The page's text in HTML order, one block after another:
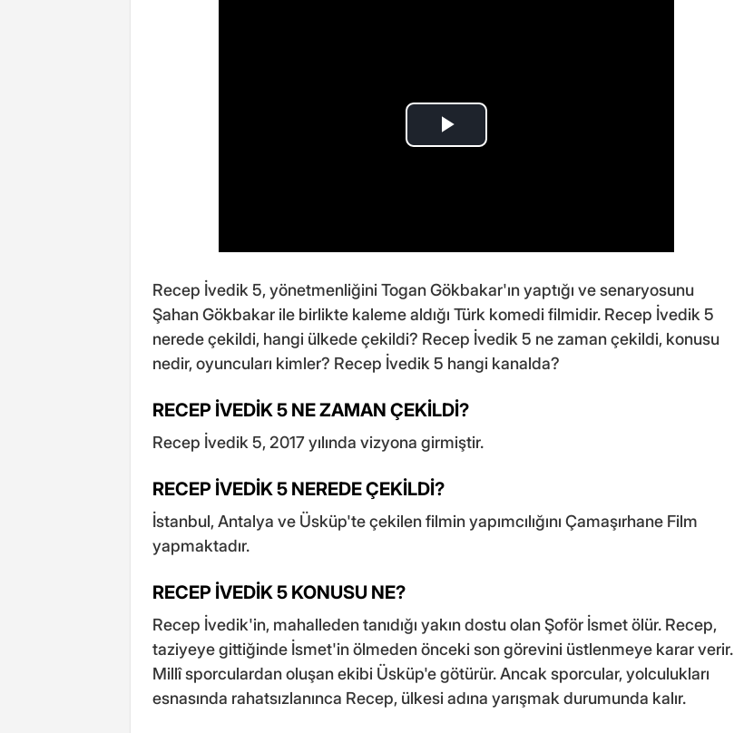
Recep İvedik 5, yönetmenliğini Togan Gökbakar'ın yaptığı ve senaryosunu
Şahan Gökbakar ile birlikte kaleme aldığı Türk komedi filmidir. Recep İvedik 5
nerede çekildi, hangi ülkede çekildi? Recep İvedik 5 ne zaman çekildi, konusu
nedir, oyuncuları kimler? Recep İvedik 5 hangi kanalda?
RECEP İVEDİK 5 NE ZAMAN ÇEKİLDİ?
Recep İvedik 5, 2017 yılında vizyona girmiştir.
RECEP İVEDİK 5 NEREDE ÇEKİLDİ?
İstanbul, Antalya ve Üsküp'te çekilen filmin yapımcılığını Çamaşırhane Film
yapmaktadır.
RECEP İVEDİK 5 KONUSU NE?
Recep İvedik'in, mahalleden tanıdığı yakın dostu olan Şoför İsmet ölür. Recep,
taziyeye gittiğinde İsmet'in ölmeden önceki son görevini üstlenmeye karar verir.
Millî sporculardan oluşan ekibi Üsküp'e götürür. Ancak sporcular, yolculukları
esnasında rahatsızlanınca Recep, ülkesi adına yarışmak durumunda kalır.